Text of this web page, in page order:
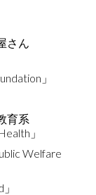
さん
」
育系
」
Welfare